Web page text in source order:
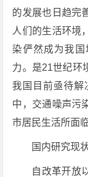
的发展也日趋完
人们的生活环境
染俨然成为我国
力。是21世纪环
我国目前亟待解
中，交通噪声污
市居民生活所面
国内研究现
自改革开放